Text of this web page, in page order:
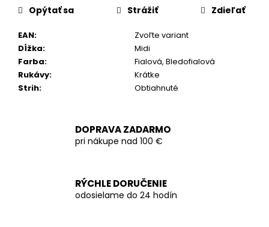
EAN:
Zvoľte variant
Dĺžka:
Midi
Farba:
Fialová, Bledofialová
Rukávy:
Krátke
Strih: Obtiahnuté
Opýtať sa Strážiť Zdieľať
DOPRAVA ZADARMO
pri nákupe nad 100 €
RÝCHLE DORUČENIE
odosielame do 24 hodín